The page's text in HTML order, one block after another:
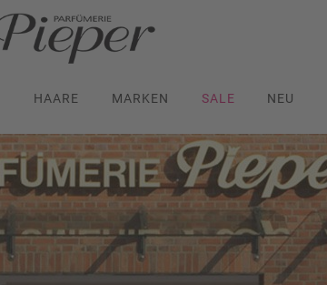
HAARE MARKEN SALE NEU